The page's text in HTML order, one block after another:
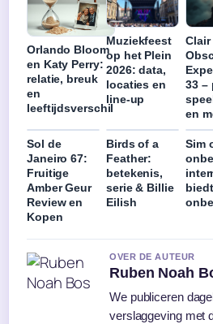
Orlando Bloom
en Katy Perry:
relatie, breuk
en
leeftijdsverschil
Muziekfeest
op het Plein
2026: data,
locaties en
line-up
Clair
33 –
en
Sol de
Janeiro 67:
Fruitige
Amber Geur
Review en
Kopen
Birds of a
Feather:
betekenis,
serie & Billie
Eilish
Sim
OVER DE AUTEUR
Ruben Noah
We publiceren
verslaggeving met